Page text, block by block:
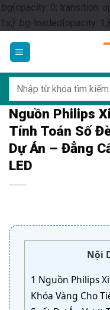
.bg{opacity: 0; transition:
1s;} .bg-loaded{opacity: 1;}
kiếm:
Nguồn Philips
Tính Toán Số
Dự Án – Đẳng
LED
Nội
1 Nguồn Philips
Khóa Vàng Cho